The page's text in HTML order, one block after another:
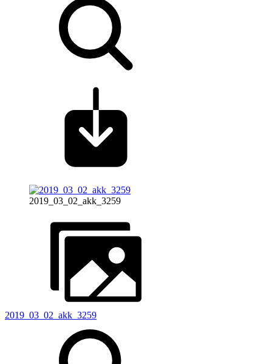
2019_03_02_akk_3259
2019_03_02_akk_3259